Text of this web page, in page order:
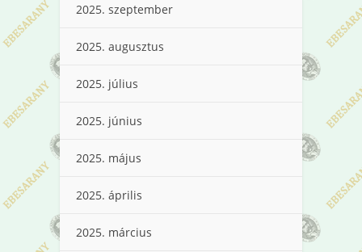
2025. szeptember
2025. augusztus
2025. július
2025. június
2025. május
2025. április
2025. március